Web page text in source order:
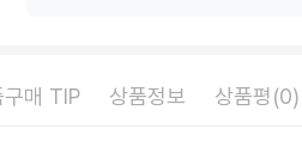
구매 TIP 상품정보 상품평(0)